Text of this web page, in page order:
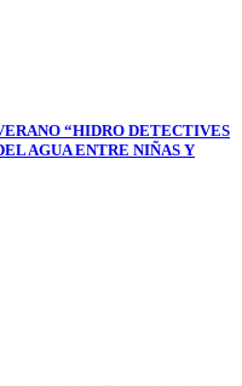
“HIDRO DETECTIVES
AGUA ENTRE NIÑAS Y